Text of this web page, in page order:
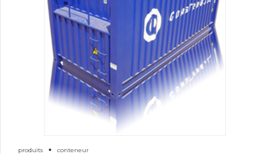
produits conteneur